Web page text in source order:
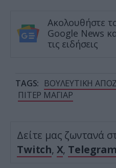
Ακολουθήστε
Google News
τις ειδήσεις
TAGS: ΒΟΥΛΕΥΤΙΚΗ
ΠΙΤΕΡ ΜΑΓΙΑΡ
Δείτε μας ζωντανά
Twitch, X, Telegram